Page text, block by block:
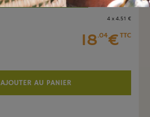
4 x 4.51 €
18.04€TTC
AJOUTER AU PANIER